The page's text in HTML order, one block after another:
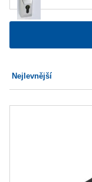
Cena
Nejlevnější